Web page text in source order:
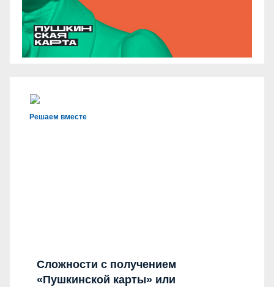
Решаем вместе
Сложности с получением
«Пушкинской карты» или